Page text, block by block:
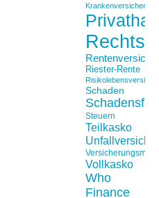
Krankenversicherung
Riester-Rente
Schaden
Steuern
Teilkasko
Vollkasko
Who
Finance